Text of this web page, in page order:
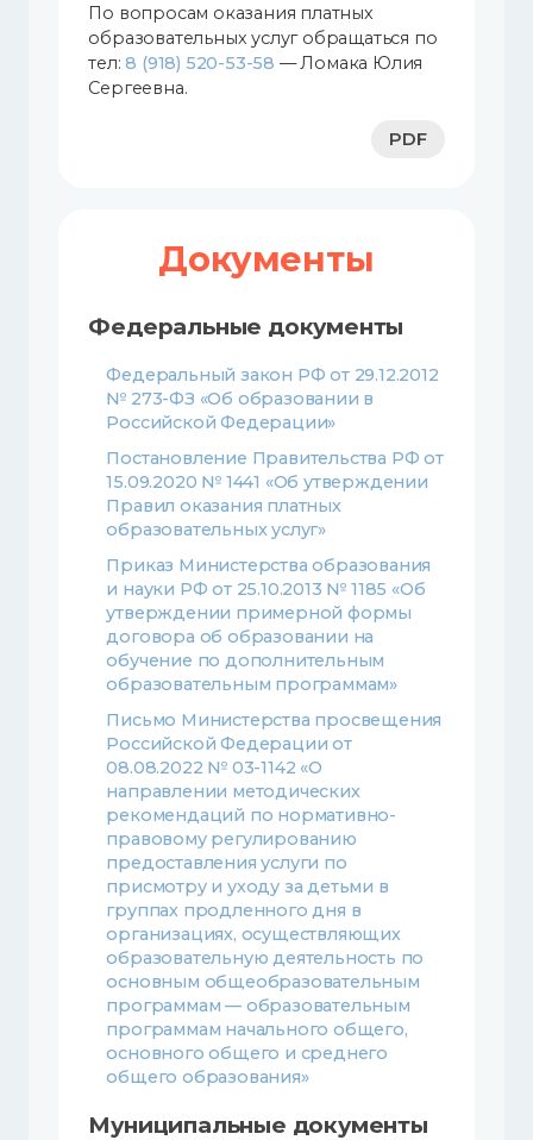
По вопросам оказания платных
образовательных услуг обращаться по
тел:8 (918) 520-53-58 — Ломака Юлия
Сергеевна.
PDF
Документы
Федеральные документы
Федеральный закон РФ от 29.12.2012
№ 273-ФЗ «Об образовании в
Российской Федерации»
Постановление Правительства РФ от
15.09.2020 № 1441 «Об утверждении
Правил оказания платных
образовательных услуг»
Приказ Министерства образования
и науки РФ от 25.10.2013 № 1185 «Об
утверждении примерной формы
договора об образовании на
обучение по дополнительным
образовательным программам»
Письмо Министерства просвещения
Российской Федерации от
08.08.2022 № 03-1142 «О
направлении методических
рекомендаций по нормативно-
правовому регулированию
предоставления услуги по
присмотру и уходу за детьми в
группах продленного дня в
организациях, осуществляющих
образовательную деятельность по
основным общеобразовательным
программам — образовательным
программам начального общего,
основного общего и среднего
общего образования»
Муниципальные документы